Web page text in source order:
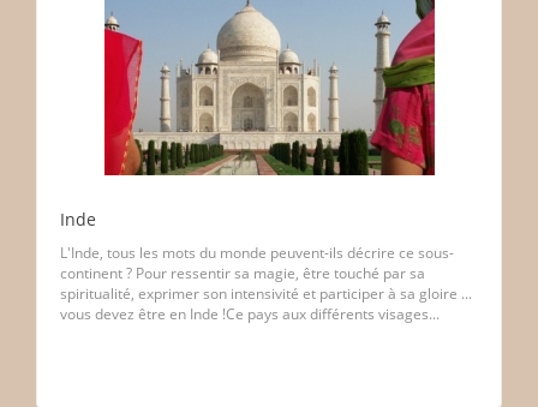
Inde
L'Inde, tous les mots du monde peuvent-ils décrire ce sous-
continent ? Pour ressentir sa magie, être touché par sa
spiritualité, exprimer son intensivité et participer à sa gloire ...
vous devez être en Inde !Ce pays aux différents visages...